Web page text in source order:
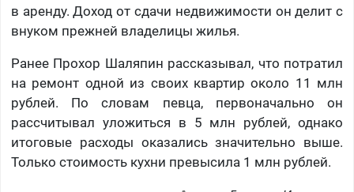
в аренду. Доход от сдачи недвижимости он делит с
внуком прежней владелицы жилья.
Ранее Прохор Шаляпин рассказывал, что потратил
на ремонт одной из своих квартир около 11 млн
рублей. По словам певца, первоначально он
рассчитывал уложиться в 5 млн рублей, однако
итоговые расходы оказались значительно выше.
Только стоимость кухни превысила 1 млн рублей.